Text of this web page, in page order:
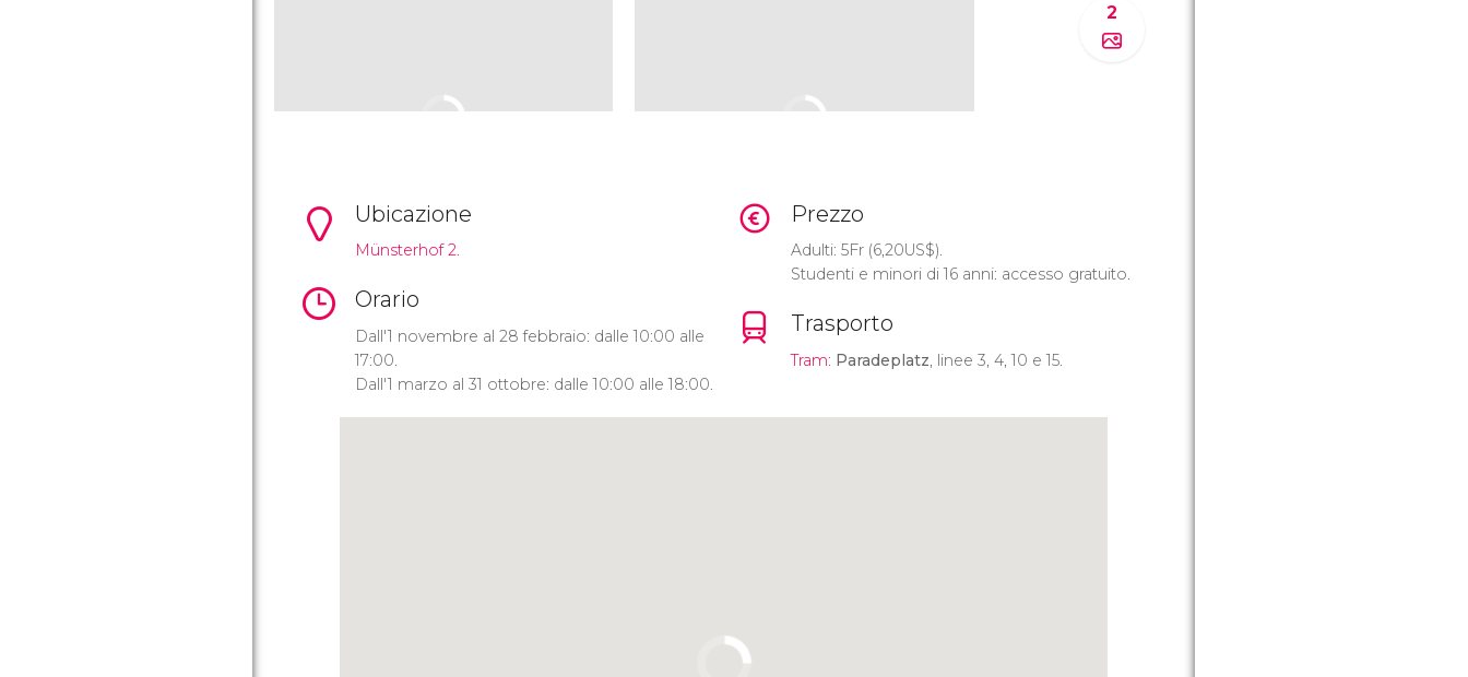
2
Ubicazione
Münsterhof 2.
Orario
Dall'1 novembre al 28 febbraio: dalle 10:00 alle
17:00.
Dall'1 marzo al 31 ottobre: dalle 10:00 alle 18:00.
Prezzo
Adulti: 5Fr(6,20US$).
Studenti e minori di 16 anni: accesso gratuito.
Trasporto
Tram: Paradeplatz, linee 3, 4, 10 e 15.